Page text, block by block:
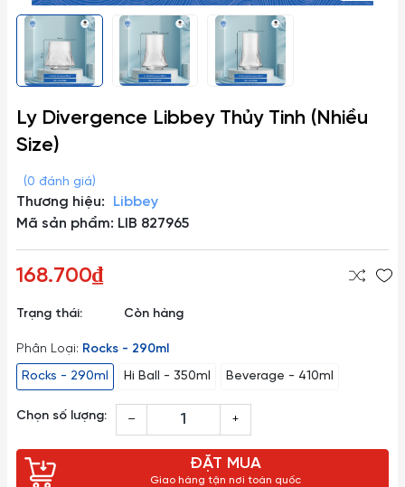
Ly Divergence Libbey Thủy Tinh (Nhiều
Size)
(0 đánh giá)
Thương hiệu:
Libbey
Mã sản phẩm: LIB 827965
168.700₫
Trạng thái: Còn hàng
Phân Loại: Rocks - 290ml
Rocks - 290ml
Hi Ball - 350ml Beverage - 410ml
Chọn số lượng: – +
ĐẶT MUA
Giao hàng tận nơi toàn quốc